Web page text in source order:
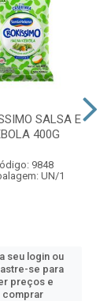
SALSA E
400G
9848
UN/1
seu login ou
se para
preços e
comprar